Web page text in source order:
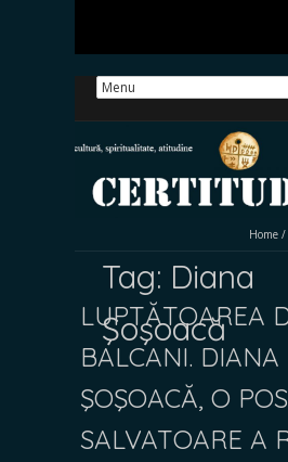
Home /
Tag: Diana
Şoşoacă
LUPTĂTOAREA
BALCANI. DIANA
ŞOŞOACĂ, O
SALVATOARE A